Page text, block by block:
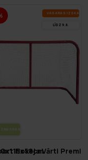
VA­SA­RAS IZ­SKA­ŅA
LĪDZ 9.8.
PIE­GĀ­DE
Hokeja Vārti